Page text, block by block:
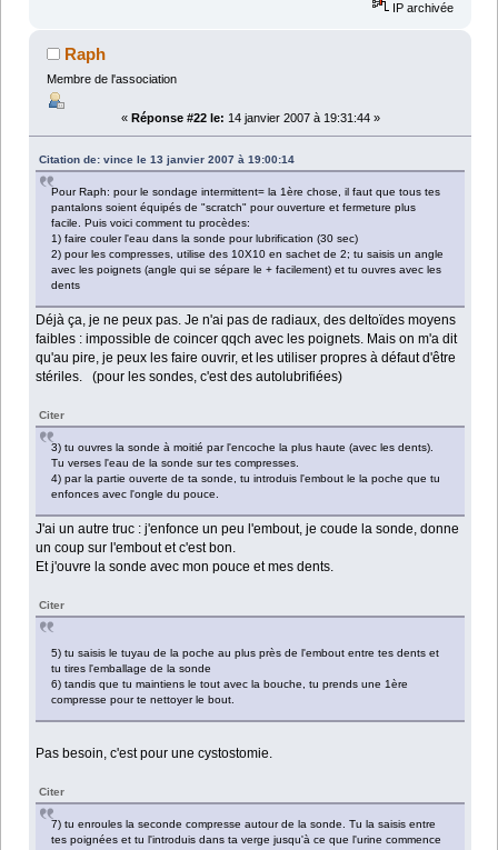
IP archivée
Raph
Membre de l'association
« Réponse #22 le: 14 janvier 2007 à 19:31:44 »
Citation de: vince le 13 janvier 2007 à 19:00:14
Pour Raph: pour le sondage intermittent= la 1ère chose, il faut que tous tes
pantalons soient équipés de "scratch" pour ouverture et fermeture plus
facile. Puis voici comment tu procèdes:
1) faire couler l'eau dans la sonde pour lubrification (30 sec)
2) pour les compresses, utilise des 10X10 en sachet de 2; tu saisis un angle
avec les poignets (angle qui se sépare le + facilement) et tu ouvres avec les
dents
Déjà ça, je ne peux pas. Je n'ai pas de radiaux, des deltoïdes moyens
faibles : impossible de coincer qqch avec les poignets. Mais on m'a dit
qu'au pire, je peux les faire ouvrir, et les utiliser propres à défaut d'être
stériles. (pour les sondes, c'est des autolubrifiées)
Citer
3) tu ouvres la sonde à moitié par l'encoche la plus haute (avec les dents).
Tu verses l'eau de la sonde sur tes compresses.
4) par la partie ouverte de ta sonde, tu introduis l'embout le la poche que tu
enfonces avec l'ongle du pouce.
J'ai un autre truc : j'enfonce un peu l'embout, je coude la sonde, donne
un coup sur l'embout et c'est bon.
Et j'ouvre la sonde avec mon pouce et mes dents.
Citer
5) tu saisis le tuyau de la poche au plus près de l'embout entre tes dents et
tu tires l'emballage de la sonde
6) tandis que tu maintiens le tout avec la bouche, tu prends une 1ère
compresse pour te nettoyer le bout.
Pas besoin, c'est pour une cystostomie.
Citer
7) tu enroules la seconde compresse autour de la sonde. Tu la saisis entre
tes poignées et tu l'introduis dans ta verge jusqu'à ce que l'urine commence